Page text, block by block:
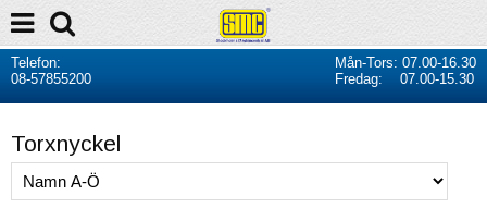
Telefon:
08-57855200
Mån-Tors: 07.00-16.30
Fredag: 07.00-15.30
Torxnyckel